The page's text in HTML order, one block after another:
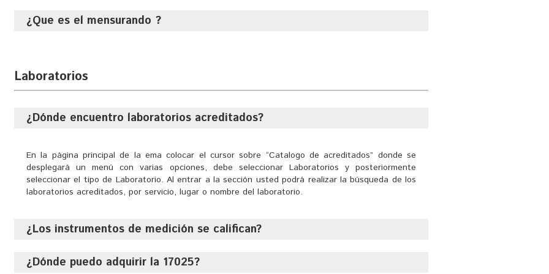
reglas para su utilización, adoptado por la Conferencia General de Pesas y Medidas (CGPM)
Es la ciencia de las mediciones y sus aplicaciones
¿Que es el mensurando ?
Laboratorios
¿Dónde encuentro laboratorios acreditados?
En la página principal de la ema colocar el cursor sobre “Catalogo de acreditados” donde se
desplegará un menú con varias opciones, debe seleccionar Laboratorios y posteriormente
seleccionar el tipo de Laboratorio. Al entrar a la sección usted podrá realizar la búsqueda de los
laboratorios acreditados, por servicio, lugar o nombre del laboratorio.
¿Los instrumentos de medición se califican?
Se calibran para lo cual deberá solicitar los servicios de calibración de un laboratorio acreditado
¿Dónde puedo adquirir la 17025?